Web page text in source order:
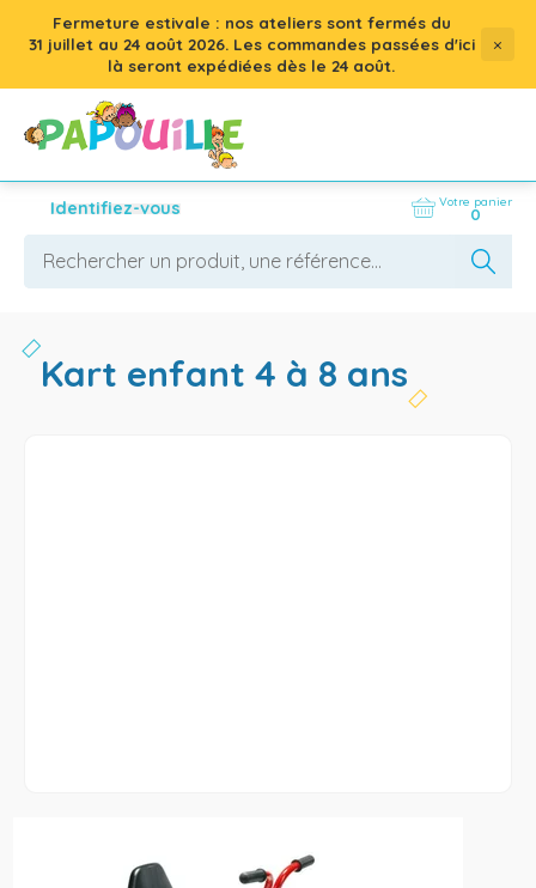
Fermeture estivale : nos ateliers sont fermés du
31 juillet au 24 août 2026. Les commandes passées d'ici
là seront expédiées dès le 24 août.
×
Identifiez-vous Votre panier
0
kart enfant 4 à 8 ans